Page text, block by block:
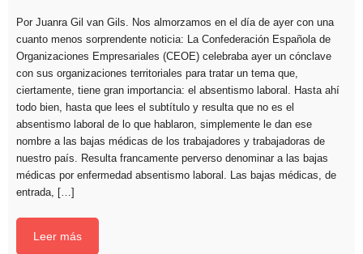
Por Juanra Gil van Gils. Nos almorzamos en el día de ayer con una
cuanto menos sorprendente noticia: La Confederación Española de
Organizaciones Empresariales (CEOE) celebraba ayer un cónclave
con sus organizaciones territoriales para tratar un tema que,
ciertamente, tiene gran importancia: el absentismo laboral. Hasta ahí
todo bien, hasta que lees el subtítulo y resulta que no es el
absentismo laboral de lo que hablaron, simplemente le dan ese
nombre a las bajas médicas de los trabajadores y trabajadoras de
nuestro país. Resulta francamente perverso denominar a las bajas
médicas por enfermedad absentismo laboral. Las bajas médicas, de
entrada, […]
Leer más